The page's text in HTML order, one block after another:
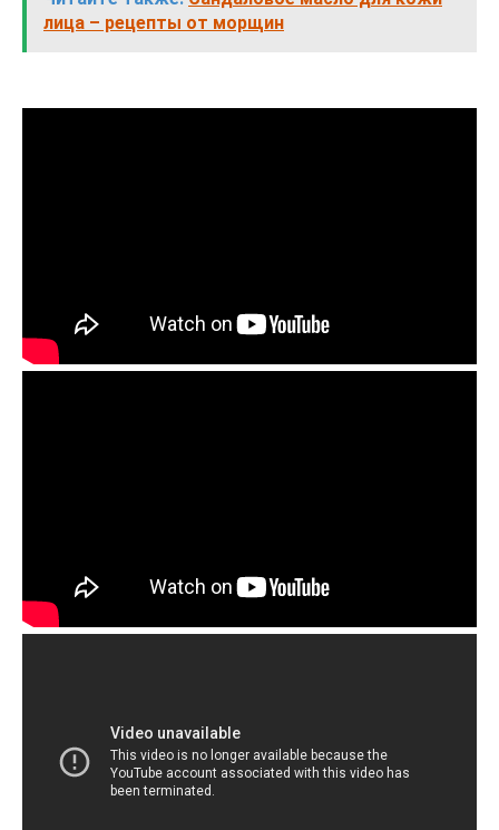
лица – рецепты от морщин